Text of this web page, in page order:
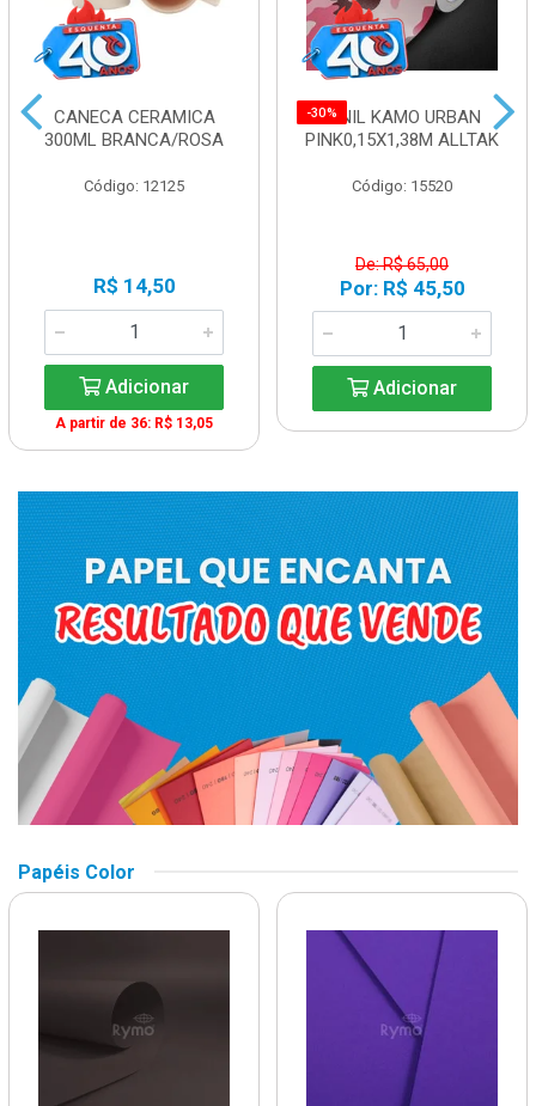
CANECA CERAMICA
300ML BRANCA/ROSA
Código: 12125
R$ 14,50
Adicionar
A partir de 36: R$ 13,05
-30%VINIL KAMO URBAN
PINK0,15X1,38M ALLTAK
Código: 15520
De: R$ 65,00
Por: R$ 45,50
Adicionar
Papéis Color